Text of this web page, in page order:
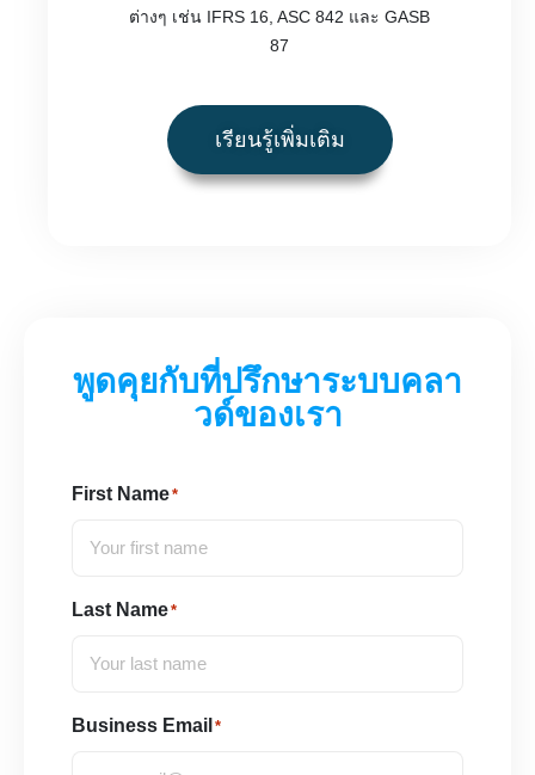
ต่างๆ เช่น IFRS 16, ASC 842 และ GASB
87
เรียนรู้เพิ่มเติม
พูดคุยกับที่ปรึกษาระบบคลา
วด์ของเรา
First Name*
Last Name*
Business Email *